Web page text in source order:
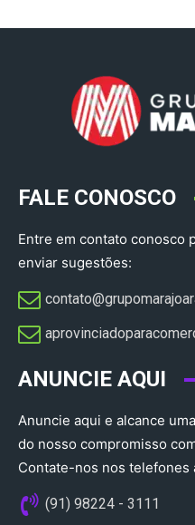
FALE CONOSCO
Entre em contato conosco
enviar sugestões:
ANUNCIE AQUI
Anuncie aqui e alcance
do nosso compromisso
Contate-nos nos telefones
(91) 98224 - 3111